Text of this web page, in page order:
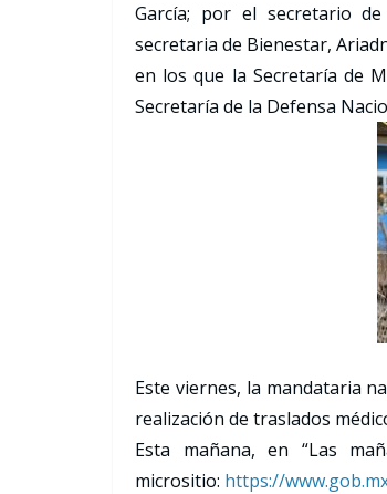
García; por el secretario
secretaria de Bienestar,
en los que la Secretaría de
Secretaría de la Defensa
Este viernes, la mandataria
realización de traslados
Esta mañana, en “Las
micrositio: https://